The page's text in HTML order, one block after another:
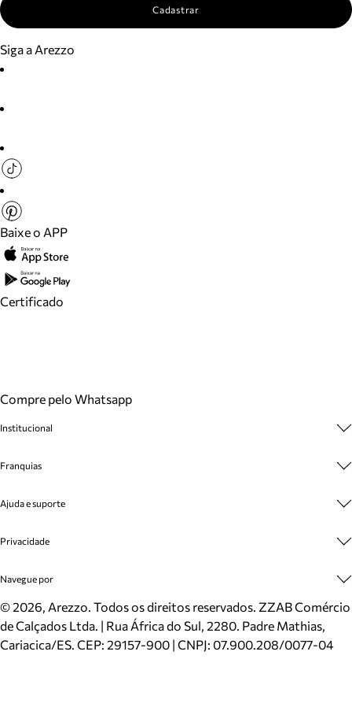
Cadastrar
Siga a Arezzo
Baixe o APP
Certificado
Compre pelo Whatsapp
Institucional
Cashback
Venda Corporativa
Mapa do Site
Inverno
Mundo Arezzo
Franquias
Plano de Negócio
Ajuda e suporte
Cadastro
Meus Pedidos
Trocas e Devoluções
Cartão Presente
Localizador de lojas
Privacidade
Politica e Privacidade
Navegue por
Sapatos
Bolsas
Scarpins
©2026, Arezzo. Todos os direitos reservados. ZZAB Comércio
de Calçados Ltda. | Rua África do Sul, 2280. Padre Mathias,
Cariacica/ES. CEP: 29157-900 | CNPJ: 07.900.208/0077-04